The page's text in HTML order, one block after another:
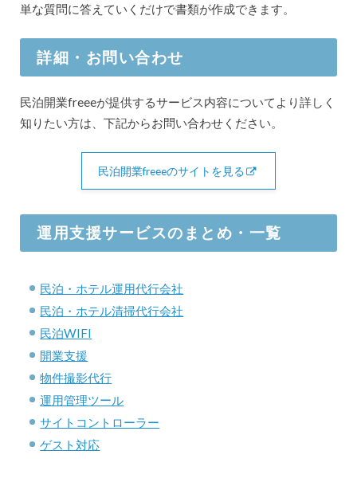
単な質問に答えていくだけで書類が作成できます。
詳細・お問い合わせ
民泊開業freeeが提供するサービス内容についてより詳しく
知りたい方は、下記からお問い合わせください。
民泊開業freeeのサイトを見る
運用支援サービスのまとめ・一覧
民泊・ホテル運用代行会社
民泊・ホテル清掃代行会社
民泊WIFI
開業支援
物件撮影代行
運用管理ツール
サイトコントローラー
ゲスト対応